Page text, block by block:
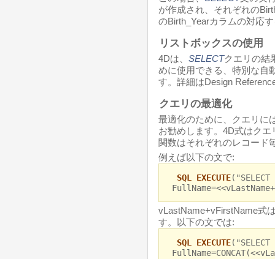
が作成され、それぞれの
のBirth_Yearカラムの対応
リストボックスの使用
4Dは、 SELECTクエリの結
めに使用できる、特別な自
す。詳細はDesign
クエリの最適化
最適化のために、クエリに
お勧めします。4D式はク
関数はそれぞれのレコード
例えば以下の文で:
SQL EXECUTE("SELECT
vLastName+vFirstName式
す。以下の文では:
SQL EXECUTE("SELECT